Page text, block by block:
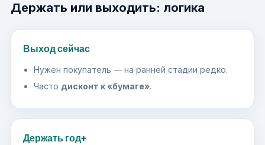
Держать или выходить: логика
Выход сейчас
Нужен покупатель — на ранней стадии редко.
Часто дисконт к «бумаге».
Держать год+